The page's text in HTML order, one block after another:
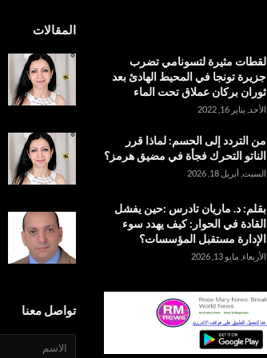
لقطات مثيرة لتسونامي تضرب
جزيرة تونجا في المحيط الهادئ بعد
ثوران بركان عملاق تحت الماء
الأحد, يناير 16, 2022
من التردد إلى الحسم: لماذا قرر
الناتو التحرك فجأة في مضيق هرمز؟
السبت, أبريل 18, 2026
بقلم: د. ماريان تادرس :حين يفشل
القادة في الحوار: كيف يهدد سوء
الإدارة مستقبل المؤسسات؟
الأربعاء, مايو 13, 2026
المقالات
تواصل معنا